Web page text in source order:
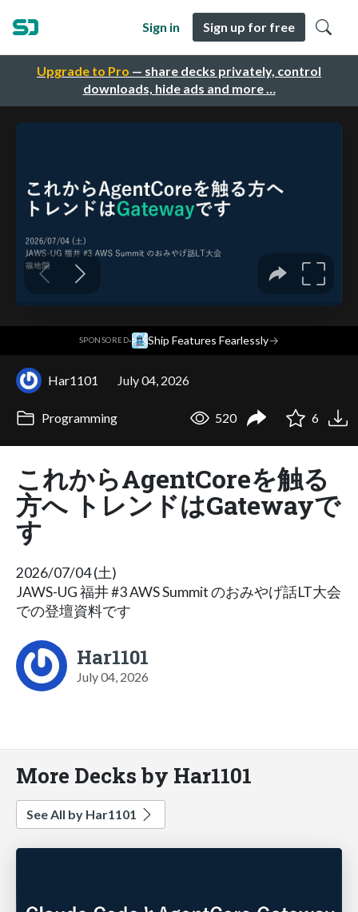
Upgrade to Pro — share decks privately, control
downloads, hide ads and more …
Sign in Sign up for free
SPONSORED· Ship Features Fearlessly→
Har1101 July 04, 2026
Programming 520 6
これからAgentCoreを触る
方へ トレンドはGatewayで
す
2026/07/04 (土)
JAWS-UG 福井 #3 AWS Summit のおみやげ話LT大会
での登壇資料です
Har1101
July 04, 2026
More Decks by Har1101
See All by Har1101